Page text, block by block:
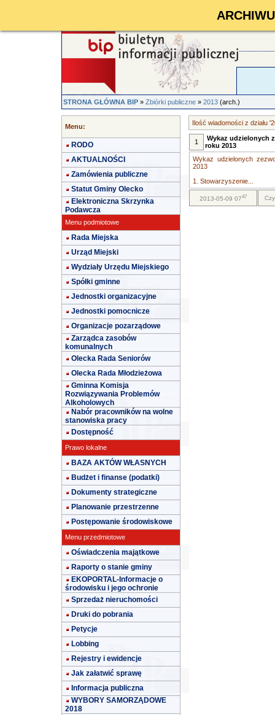
STRONA GŁÓWNA BIP»Zbiórki publiczne»2013(arch.)
Menu:
RODO
AKTUALNOŚCI
Zamówienia publiczne
Statut Gminy Olecko
Elektroniczna Skrzynka
Podawcza
Menu podmiotowe
Rada Miejska
Urząd Miejski
Wydziały Urzędu Miejskiego
Spółki gminne
Jednostki organizacyjne
Jednostki pomocnicze
Organizacje pozarządowe
Zarządca zasobów
komunalnych
Olecka Rada Seniorów
Olecka Rada Młodzieżowa
Gminna Komisja
Rozwiązywania Problemów
Alkoholowych
Nabór pracowników na wolne
stanowiska pracy
Dostępność
Prawo lokalne
BAZA AKTÓW WŁASNYCH
Budżet i finanse (podatki)
Dokumenty strategiczne
Planowanie przestrzenne
Postępowanie środowiskowe
Menu przedmiotowe
Oświadczenia majątkowe
Raporty o stanie gminy
EKOPORTAL-Informacje o
środowisku i jego ochronie
Sprzedaż nieruchomości
Druki do pobrania
Petycje
Lobbing
Rejestry i ewidencje
Jak załatwić sprawę
Informacja publiczna
WYBORY SAMORZĄDOWE
2018
Ilość wiadomości z działu
1
Wykaz udzielonych
roku 2013
Wykaz udzielonych
2013
1. Stowarzyszenie...
2013-05-09 0747